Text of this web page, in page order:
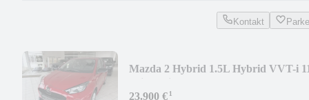
Kontakt
Mazda 2 Hybrid 1.5L Hybrid VVT-i
23.900 €¹